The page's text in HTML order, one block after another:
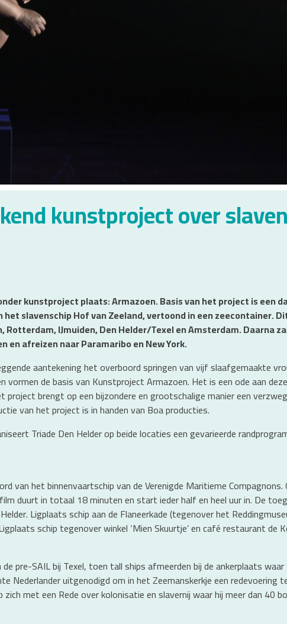
kunstproject over
kunstproject plaats: Armazoen. Basis van het project is een
slavenschip Hof van Zeeland, vertoond in een zeecontainer.
IJmuiden, Den Helder/Texel en Amsterdam. Daarna
en afreizen naar Paramaribo en New York.
aantekening het overboord springen van vijf slaafgemaakte
vormen de basis van Kunstproject Armazoen. Het is een ode aan
brengt op een bijzondere en grootschalige manier een
van het project is in handen van Boa producties.
Triade Den Helder op beide locaties een gevarieerde
het binnenvaartschip van de Verenigde Maritieme Compagnons.
duurt in totaal 18 minuten en start ieder half en heel uur in. De
Ligplaats schip aan de Flaneerkade (tegenover het
schip tegenover winkel ‘Mien Skuurtje’ en café restaurant de
pre-SAIL bij Texel, toen tall ships afmeerden bij de ankerplaats
Nederlander uitgenodigd om in het Zeemanskerkje een redevoering
met een Rede over kolonisatie en slavernij waar hij meer dan 40